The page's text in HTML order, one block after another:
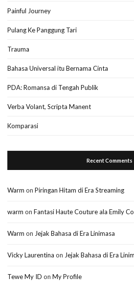
Painful Journey
Pulang Ke Panggung Tari
Trauma
Bahasa Universal itu Bernama Cinta
PDA: Romansa di Tengah Publik
Verba Volant, Scripta Manent
Komparasi
Recent Comments
Warm on Piringan Hitam di Era Streaming
warm on Fantasi Haute Couture ala Emily
Warm on Jejak Bahasa di Era Linimasa
Vicky Laurentina on Jejak Bahasa di Era
Tewe My ID on My Profile